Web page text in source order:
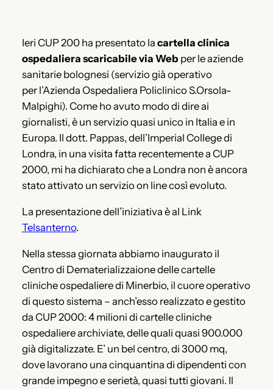
Ieri CUP 200 ha presentato la cartella clinica
ospedaliera scaricabile via Webper le aziende
sanitarie bolognesi (servizio già operativo
per l’Azienda Ospedaliera Policlinico S.Orsola-
Malpighi). Come ho avuto modo di dire ai
giornalisti, è un servizio quasi unico in Italia e in
Europa. Il dott. Pappas, dell’Imperial College di
Londra, in una visita fatta recentemente a CUP
2000, mi ha dichiarato che a Londra non è ancora
stato attivato un servizio on line così evoluto.
La presentazione dell’iniziativa è al Link
Telsanterno.
Nella stessa giornata abbiamo inaugurato il
Centro di Dematerializzaione delle cartelle
cliniche ospedaliere di Minerbio, il cuore operativo
di questo sistema – anch’esso realizzato e gestito
da CUP 2000: 4 milioni di cartelle cliniche
ospedaliere archiviate, delle quali quasi 900.000
già digitalizzate. E’ un bel centro, di 3000 mq,
dove lavorano una cinquantina di dipendenti con
grande impegno e serietà, quasi tutti giovani. Il